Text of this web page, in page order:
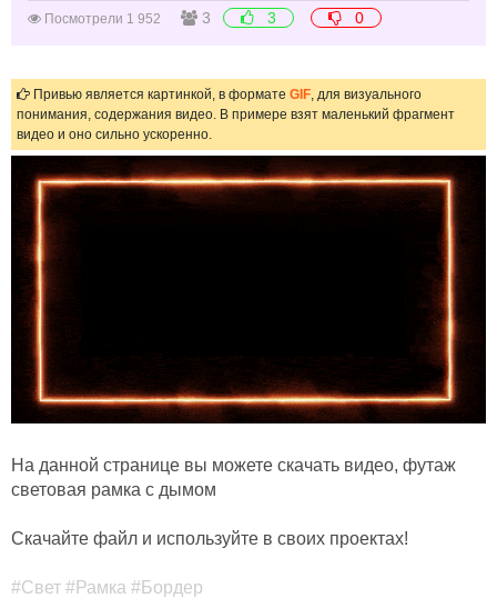
Посмотрели 1 952 3 3 0
Привью является картинкой, в формате GIF, для визуального
понимания, содержания видео. В примере взят маленький фрагмент
видео и оно сильно ускоренно.
На данной странице вы можете скачать видео, футаж
световая рамка с дымом
Скачайте файл и используйте в своих проектах!
#Свет #Рамка #Бордер